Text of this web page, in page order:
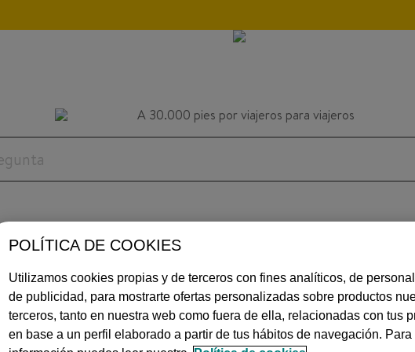
INICIO INSPIRACIÓN
POLÍTICA DE COOKIES
Utilizamos cookies propias y de terceros con fines analíticos, de
de publicidad, para mostrarte ofertas personalizadas sobre productos
terceros, tanto en nuestra web como fuera de ella, relacionadas con tus
en base a un perfil elaborado a partir de tus hábitos de navegación. Para